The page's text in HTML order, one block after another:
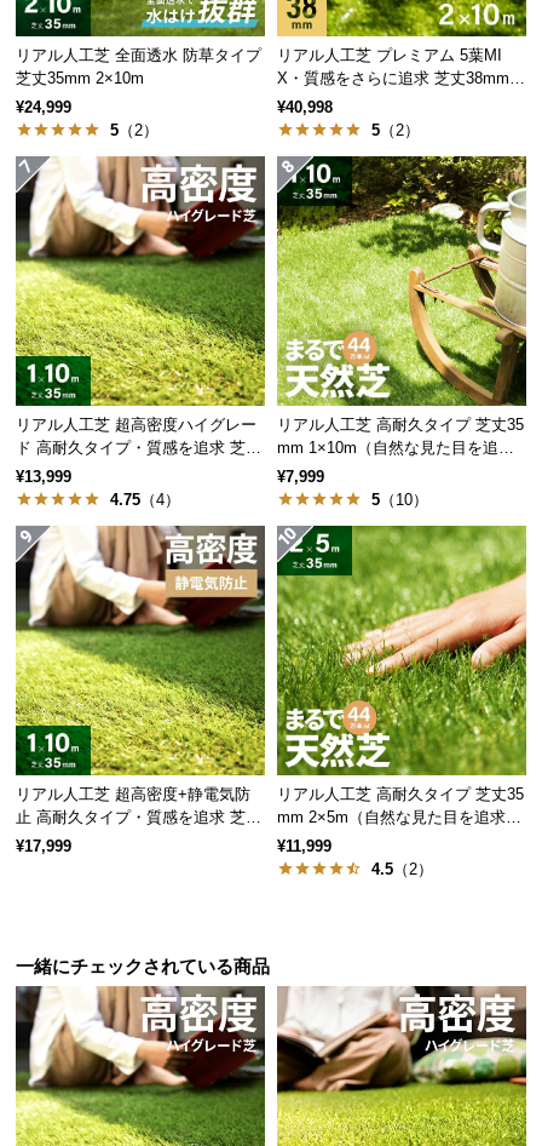
会
員
規
に
い
て
お
客
様
サ
ポ
ー
ら
せ
ブ
ロ
グ
リアル人工芝 全面透水 防草タイプ
芝丈35mm 2×10m
¥24,999
5 （2）
リアル人工芝 プレミアム 5葉MI
X・質感をさらに追求 芝丈38mm 2
×10m
¥40,998
5 （2）
リアル人工芝 超高密度ハイグレー
ド 高耐久タイプ・質感を追求 芝丈
35mm 1×10m
¥13,999
4.75 （4）
リアル人工芝 高耐久タイプ 芝丈35
mm 1×10m（自然な見た目を追
求・U字ピン付属）
¥7,999
5 （10）
リアル人工芝 超高密度+静電気防
止 高耐久タイプ・質感を追求 芝丈
35mm 1×10m
¥17,999
リアル人工芝 高耐久タイプ 芝丈35
mm 2×5m（自然な見た目を追求・
U字ピン付属）
¥11,999
4.5 （2）
一緒にチェックされている商品